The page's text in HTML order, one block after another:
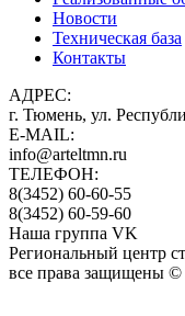
Новости
Техническая база
Контакты
АДРЕС:
г. Тюмень, ул.
E-MAIL:
info@arteltmn.ru
ТЕЛЕФОН:
8(3452) 60-60-55
8(3452) 60-59-60
Наша группа VK
Региональный центр
все права защищены ©